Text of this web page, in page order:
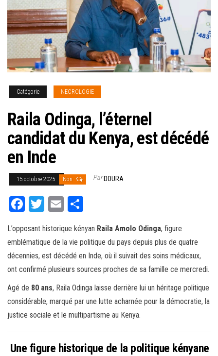
Catégorie NECROLOGIE
Raila Odinga, l’éternel
candidat du Kenya, est décédé
en Inde
15 octobre 2025 Non ParDOURA
Fa
bo
ok
T
tt
er
E
ail ag
er
L’opposant historique kényan Raila Amolo Odinga, figure
emblématique de la vie politique du pays depuis plus de quatre
décennies, est décédé en Inde, où il suivait des soins médicaux,
ont confirmé plusieurs sources proches de sa famille ce mercredi.
Agé de 80 ans, Raila Odinga laisse derrière lui un héritage politique
considérable, marqué par une lutte acharnée pour la démocratie, la
justice sociale et le multipartisme au Kenya.
Une figure historique de la politique kényane